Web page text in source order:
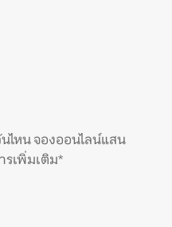
ไหน จองออนไลน์แสน
รเพิ่มเติม*